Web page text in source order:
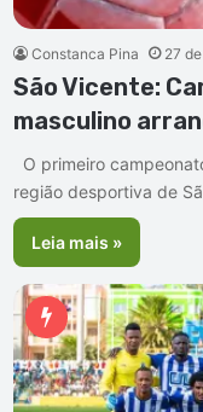
Constanca Pina 27
São Vicente:
masculino
O primeiro
região desportiva de
Leia mais »